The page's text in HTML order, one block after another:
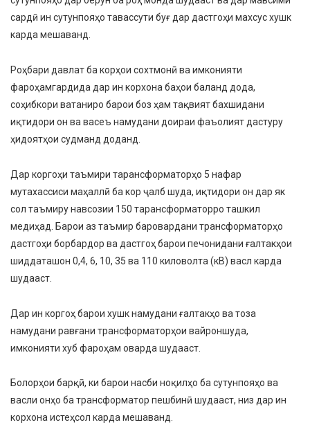
сардӣ ин сутунпояҳо тавассути буғ дар дастгоҳи махсус хушк
карда мешаванд.
Роҳбари давлат ба корҳои сохтмонӣ ва имконияти
фароҳамгардида дар ин корхона баҳои баланд дода,
соҳибкори ватаниро барои боз ҳам тақвият бахшидани
иқтидори он ва васеъ намудани доираи фаъолият дастуру
ҳидоятҳои судманд доданд.
Дар коргоҳи таъмири тарансформаторҳо 5 нафар
мутахассиси маҳаллӣ ба кор ҷалб шуда, иқтидори он дар як
сол таъмиру навсозии 150 тарансформаторро ташкил
медиҳад. Барои аз таъмир баровардани трансформаторҳо
дастгоҳи борбардор ва дастгоҳ барои печонидани ғалтакҳои
шиддаташон 0,4, 6, 10, 35 ва 110 киловолта (кВ) васл карда
шудааст.
Дар ин коргоҳ барои хушк намудани ғалтакҳо ва тоза
намудани равғани трансформаторҳои вайроншуда,
имконияти хуб фароҳам оварда шудааст.
Болорҳои барқӣ, ки барои насби ноқилҳо ба сутунпояҳо ва
васли онҳо ба трансформатор пешбинӣ шудааст, низ дар ин
корхона истеҳсол карда мешаванд.